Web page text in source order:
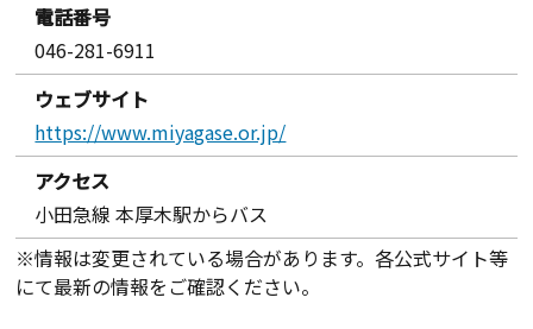
電話番号
046-281-6911
ウェブサイト
https://www.miyagase.or.jp/
アクセス
小田急線 本厚木駅からバス
※情報は変更されている場合があります。各公式サイト等
にて最新の情報をご確認ください。